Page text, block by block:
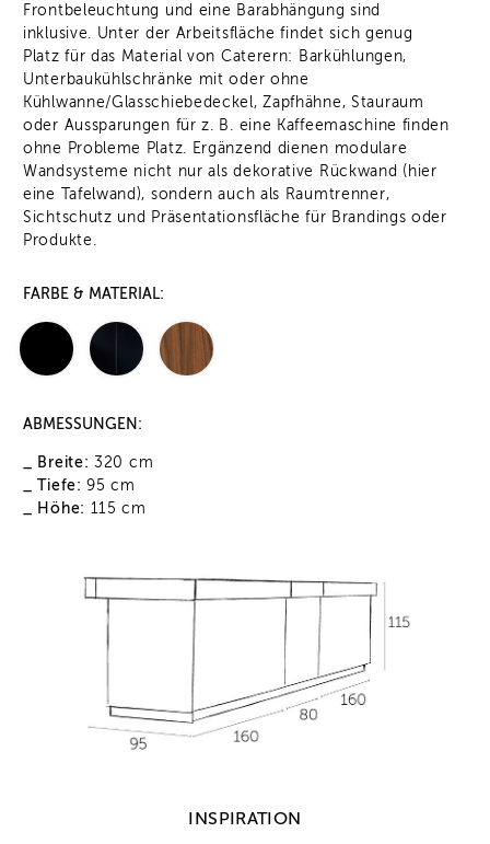
Frontbeleuchtung und eine Barabhängung sind
inklusive. Unter der Arbeitsfläche findet sich genug
Platz für das Material von Caterern: Barkühlungen,
Unterbaukühlschränke mit oder ohne
Kühlwanne/Glasschiebedeckel, Zapfhähne, Stauraum
oder Aussparungen für z. B. eine Kaffeemaschine finden
ohne Probleme Platz. Ergänzend dienen modulare
Wandsysteme nicht nur als dekorative Rückwand (hier
eine Tafelwand), sondern auch als Raumtrenner,
Sichtschutz und Präsentationsfläche für Brandings oder
Produkte.
FARBE & MATERIAL:
ABMESSUNGEN:
_ Breite: 320 cm
_ Tiefe: 95 cm
_ Höhe: 115 cm
INSPIRATION